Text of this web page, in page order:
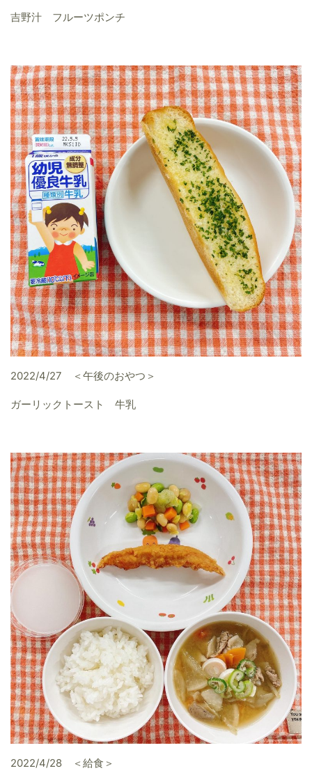
吉野汁 フルーツポンチ
2022/4/27 ＜午後のおやつ＞
ガーリックトースト 牛乳
2022/4/28 ＜給食＞